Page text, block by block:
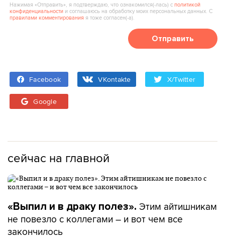
Нажимая «Отправить», я подтверждаю, что ознакомился(‑лась) сполитикой
конфиденциальности и соглашаюсь на обработку моих персональных данных. С
правилами комментирования я тоже согласен(‑а).
Отправить
Facebook VKontakte X/Twitter
Google
сейчас на главной
«Выпил и в драку полез». Этим айтишникам
не повезло с коллегами – и вот чем все
закончилось